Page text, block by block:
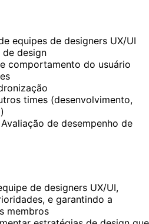
equipes de designers UX/UI
de design
comportamento do usuário
times (desenvolvimento,
de desempenho de
de designers UX/UI,
e garantindo a
membros